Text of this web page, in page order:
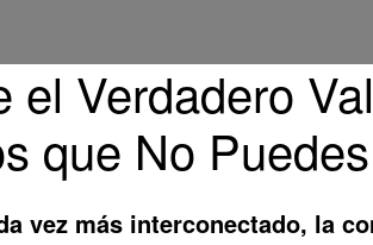
el Verdadero
que No
vez más interconectado, la